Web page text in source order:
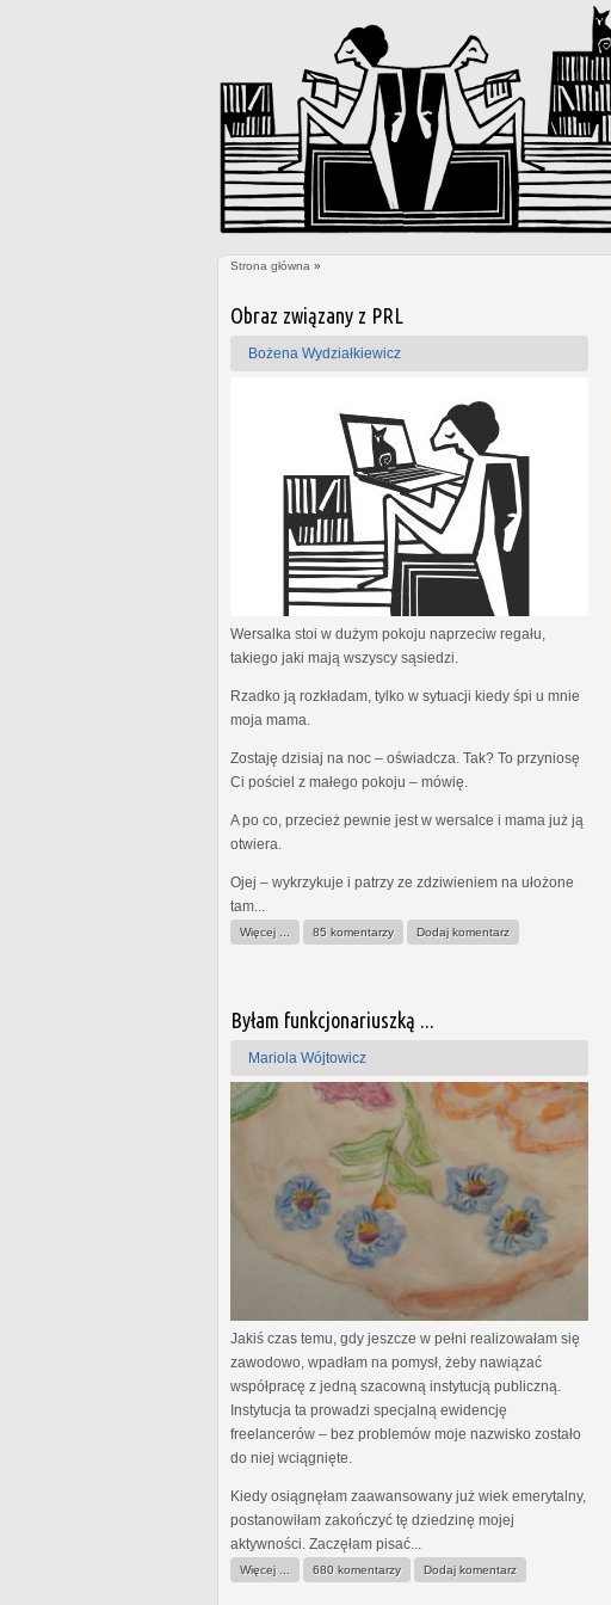
Strona główna »
Obraz związany z PRL
Bożena Wydziałkiewicz
Wersalka stoi w dużym pokoju naprzeciw regału,
takiego jaki mają wszyscy sąsiedzi.
Rzadko ją rozkładam, tylko w sytuacji kiedy śpi u mnie
moja mama.
Zostaję dzisiaj na noc – oświadcza. Tak? To przyniosę
Ci pościel z małego pokoju – mówię.
A po co, przecież pewnie jest w wersalce i mama już ją
otwiera.
Ojej – wykrzykuje i patrzy ze zdziwieniem na ułożone
tam...
Więcej ... 85 komentarzy Dodaj komentarz
Byłam funkcjonariuszką ...
Mariola Wójtowicz
Jakiś czas temu, gdy jeszcze w pełni realizowałam się
zawodowo, wpadłam na pomysł, żeby nawiązać
współpracę z jedną szacowną instytucją publiczną.
Instytucja ta prowadzi specjalną ewidencję
freelancerów – bez problemów moje nazwisko zostało
do niej wciągnięte.
Kiedy osiągnęłam zaawansowany już wiek emerytalny,
postanowiłam zakończyć tę dziedzinę mojej
aktywności. Zaczęłam pisać...
Więcej ... 680 komentarzy Dodaj komentarz
Strony